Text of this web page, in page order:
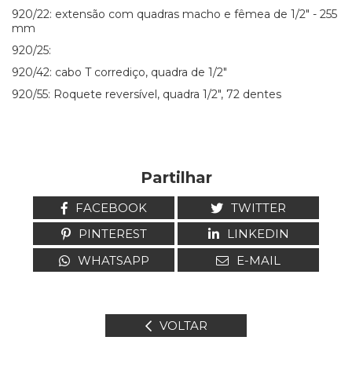
920/22: extensão com quadras macho e fêmea de 1/2" - 255
mm
920/25:
920/42: cabo T corrediço, quadra de 1/2"
920/55: Roquete reversível, quadra 1/2", 72 dentes
Partilhar
FACEBOOK
TWITTER
PINTEREST
LINKEDIN
WHATSAPP
E-MAIL
VOLTAR